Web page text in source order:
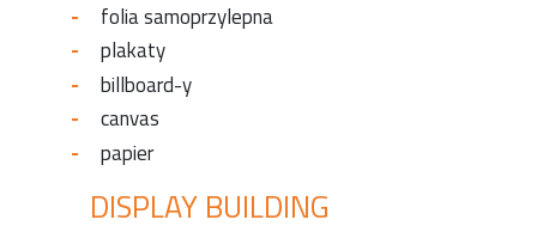
folia samoprzylepna
plakaty
billboard-y
canvas
papier
DISPLAY BUILDING